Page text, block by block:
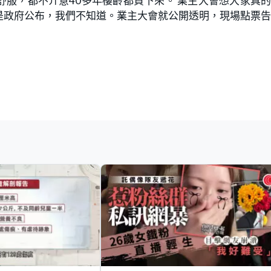
府公布，我們不知道。業主大會就公開透明，現場點票